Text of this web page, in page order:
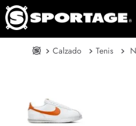
Calzado Tenis